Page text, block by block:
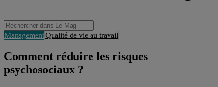
ManagementQualité de vie au travail
Comment réduire les risques
psychosociaux ?